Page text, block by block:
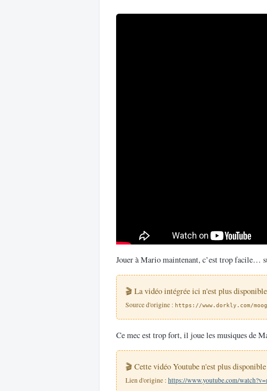
Jouer à Mario maintenant, c’est trop facile…
🎬 La vidéo intégrée ici n'est plus
Source d'origine : https://www.dorkly.com/
Ce mec est trop fort, il joue les musiques de
🎬 Cette vidéo Youtube n'est plus
Lien d'origine : https://www.youtube.com/